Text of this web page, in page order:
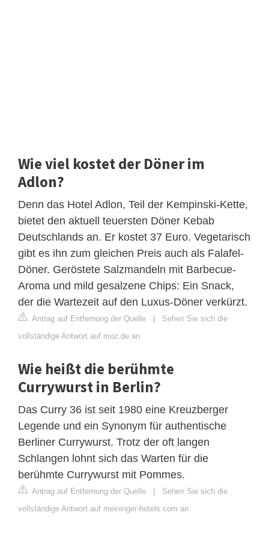
Wie viel kostet der Döner im
Adlon?
Denn das Hotel Adlon, Teil der Kempinski-Kette,
bietet den aktuell teuersten Döner Kebab
Deutschlands an. Er kostet 37 Euro. Vegetarisch
gibt es ihn zum gleichen Preis auch als Falafel-
Döner. Geröstete Salzmandeln mit Barbecue-
Aroma und mild gesalzene Chips: Ein Snack,
der die Wartezeit auf den Luxus-Döner verkürzt.
Antrag auf Entfernung der Quelle | Sehen Sie sich die
vollständige Antwort auf moz.de an
Wie heißt die berühmte
Currywurst in Berlin?
Das Curry 36 ist seit 1980 eine Kreuzberger
Legende und ein Synonym für authentische
Berliner Currywurst. Trotz der oft langen
Schlangen lohnt sich das Warten für die
berühmte Currywurst mit Pommes.
Antrag auf Entfernung der Quelle | Sehen Sie sich die
vollständige Antwort auf meininger-hotels.com an